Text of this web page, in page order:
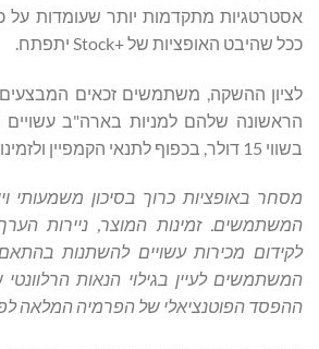
אסטרטגיות מתקדמות יותר שעומדות על
ככל שהיבט האופציות של +Stock יתפתח.
לציון ההשקה, משתמשים זכאים
בשווי 15 דולר, בכפוף לתנאי הקמפיין ולזמינות האזורית.
מסחר באופציות כרוך בסיכון משמעותי
המשתמשים. זמינות המוצר, ניירות
לקידום מכירות עשויים להשתנות
המשתמשים לעיין בגילוי הנאות
ההפסד הפוטנציאלי של הפרמיה המלאה